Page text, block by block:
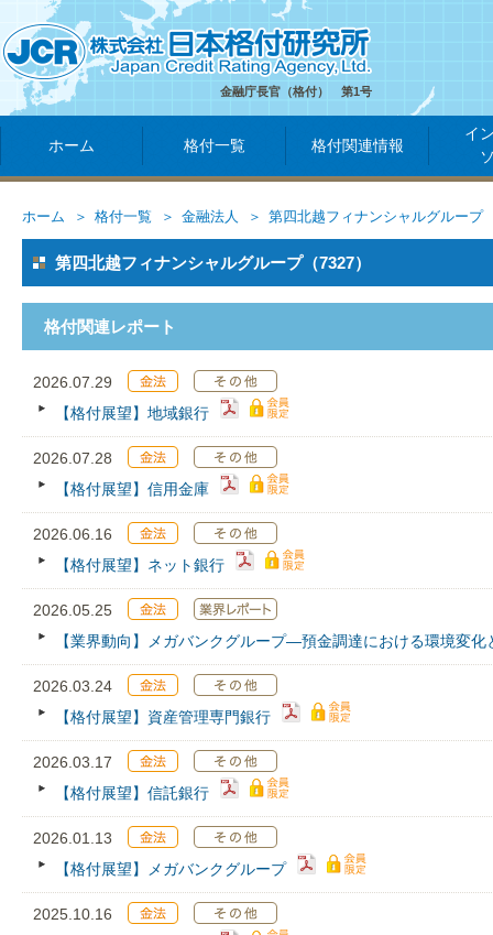
金融庁長官（格付） 第1号
ホーム 格付一覧 格付関連情報
イ
ホーム 格付一覧 金融法人 第四北越フィナンシャルグループ
第四北越フィナンシャルグループ（7327）
格付関連レポート
2026.07.29
【格付展望】地域銀行
2026.07.28
【格付展望】信用金庫
2026.06.16
【格付展望】ネット銀行
2026.05.25
【業界動向】メガバンクグループ―預金調達における環境変
2026.03.24
【格付展望】資産管理専門銀行
2026.03.17
【格付展望】信託銀行
2026.01.13
【格付展望】メガバンクグループ
2025.10.16